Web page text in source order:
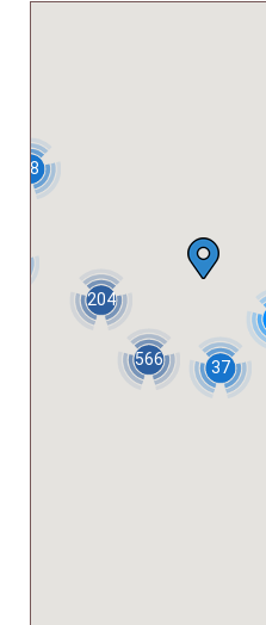
48
566
204
37